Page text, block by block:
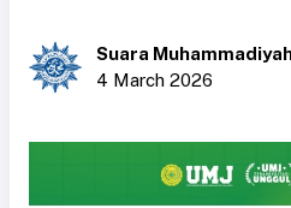
Suara
4 March 2026